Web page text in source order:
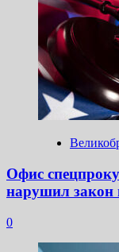
Офис
нарушил закон
0